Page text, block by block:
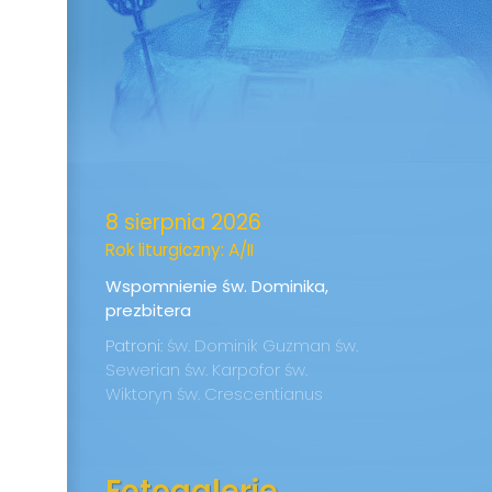
8 sierpnia 2026
Rok liturgiczny: A/II
Wspomnienie św. Dominika,
prezbitera
Patroni: św. Dominik Guzman św.
Sewerian św. Karpofor św.
Wiktoryn św. Crescentianus